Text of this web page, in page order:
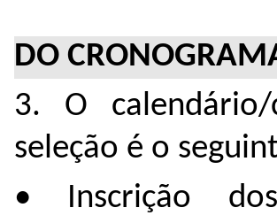
DO
3. O
seleção é o
• Inscrição